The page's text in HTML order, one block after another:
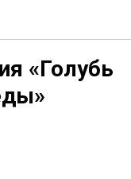
«Голубь